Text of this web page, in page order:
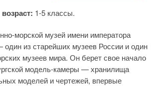
1-5 классы.
морской музей имени императора
один из старейших музеев России и один
музеев мира. Он берет свое начало
модель-камеры — хранилища
моделей и чертежей, впервые